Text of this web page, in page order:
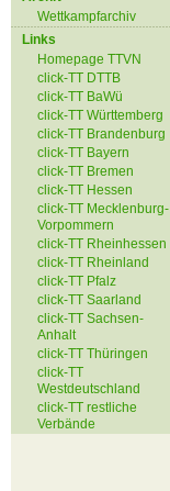
Wettkampfarchiv
Links
Homepage TTVN
click-TT DTTB
click-TT BaWü
click-TT Württemberg
click-TT Brandenburg
click-TT Bayern
click-TT Bremen
click-TT Hessen
click-TT Mecklenburg-
Vorpommern
click-TT Rheinhessen
click-TT Rheinland
click-TT Pfalz
click-TT Saarland
click-TT Sachsen-
Anhalt
click-TT Thüringen
click-TT
Westdeutschland
click-TT restliche
Verbände